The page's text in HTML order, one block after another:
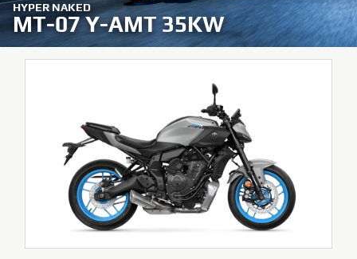
HYPER NAKED
MT-07 Y-AMT 35KW